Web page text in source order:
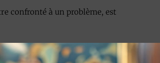
confronté à un problème, est